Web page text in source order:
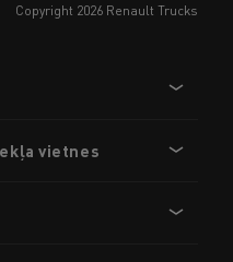
copyright 2026 Renault Trucks
vietnes